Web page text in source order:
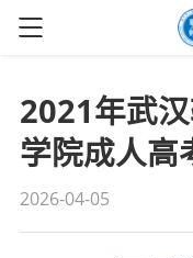
2021年武
学院成人高
2026-04-05